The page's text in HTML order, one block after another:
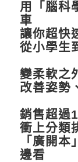
用「腦科
車
讓你超快
從小學生
變柔軟之
改善姿勢
銷售超過
衝上分類
「廣開
邊看